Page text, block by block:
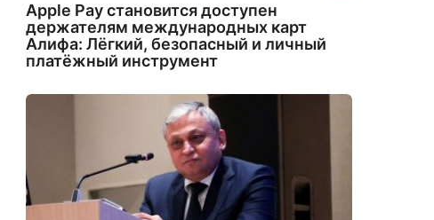
Apple Pay становится доступен
держателям международных карт
Алифа: Лёгкий, безопасный и личный
платёжный инструмент